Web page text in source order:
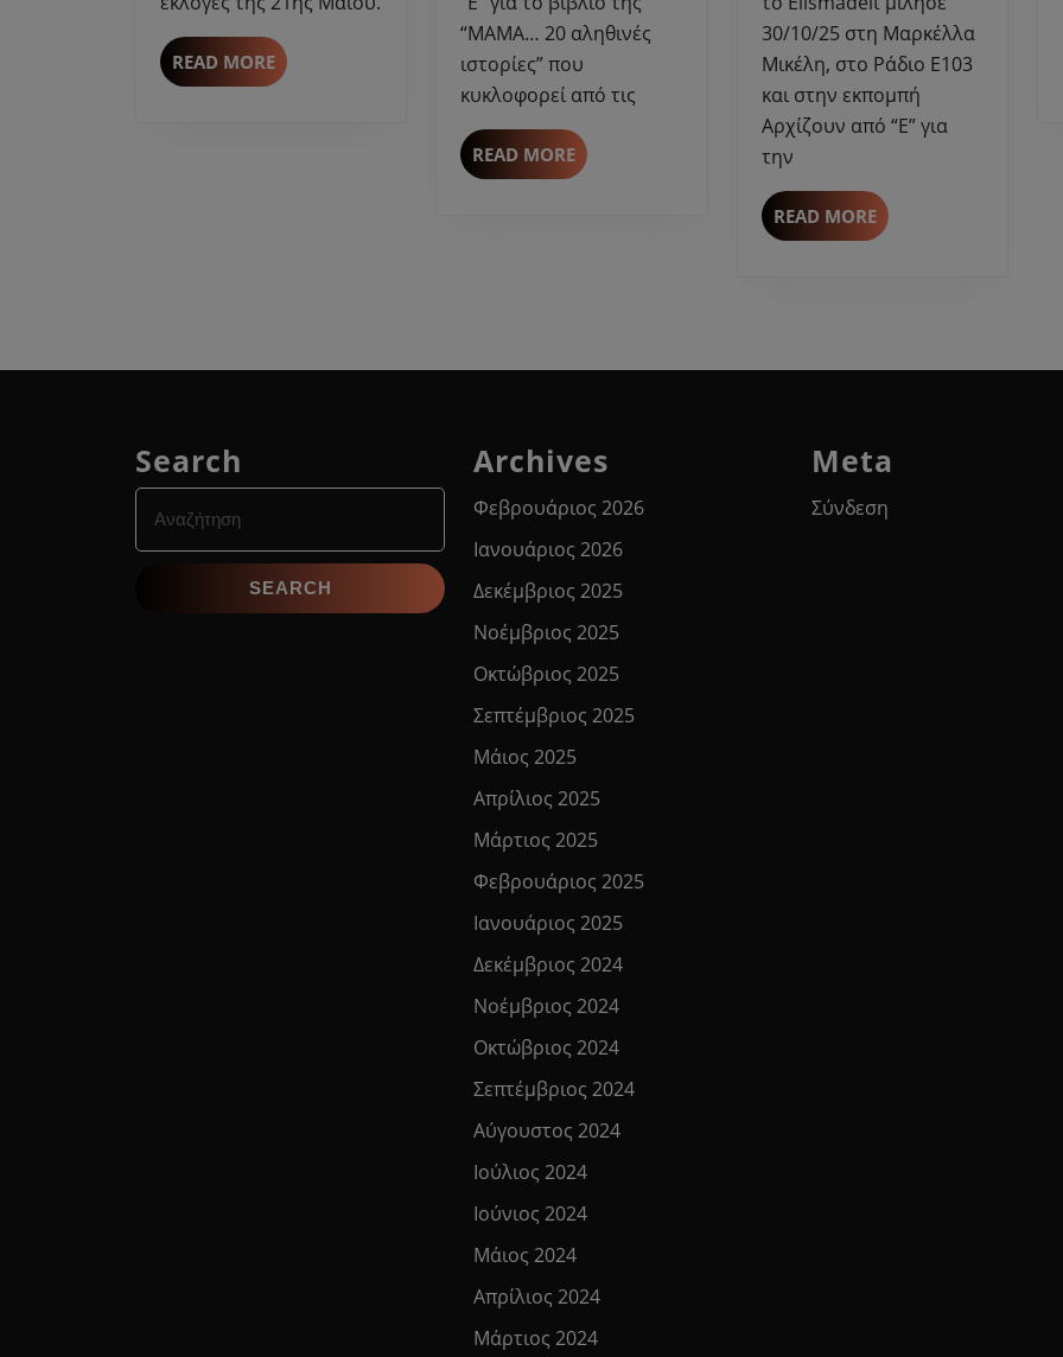
τις
εκλογές
της
21ης
READ MOREREAD
MORE
”
“ΜΑΜΑ… 20 αληθινές
ιστορίες” που
κυκλοφορεί από τις
READ MOREREAD
MORE
ημέρα
30/10/25 στη Μαρκέλλα
Μικέλη, στο Ράδιο Ε103
και στην εκπομπή
Αρχίζουν από “Ε” για
την
READ MOREREAD
MORE
Search
for:
Archives
Φεβρουάριος 2026
Ιανουάριος 2026
Δεκέμβριος 2025
Νοέμβριος 2025
Οκτώβριος 2025
Σεπτέμβριος 2025
Μάιος 2025
Απρίλιος 2025
Μάρτιος 2025
Φεβρουάριος 2025
Ιανουάριος 2025
Δεκέμβριος 2024
Νοέμβριος 2024
Οκτώβριος 2024
Σεπτέμβριος 2024
Αύγουστος 2024
Ιούλιος 2024
Ιούνιος 2024
Μάιος 2024
Απρίλιος 2024
Μάρτιος 2024
Meta
Σύνδεση